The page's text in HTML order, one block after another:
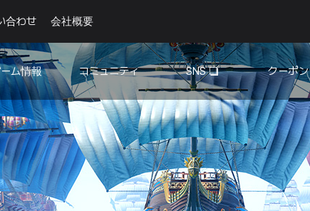
合わせ 会社概要
ム情報
ガイド
コミュニティ
自由掲示板
攻略掲示板
ギルド広告
投稿イベント
SNS
YouTube
Twitter
クーポン